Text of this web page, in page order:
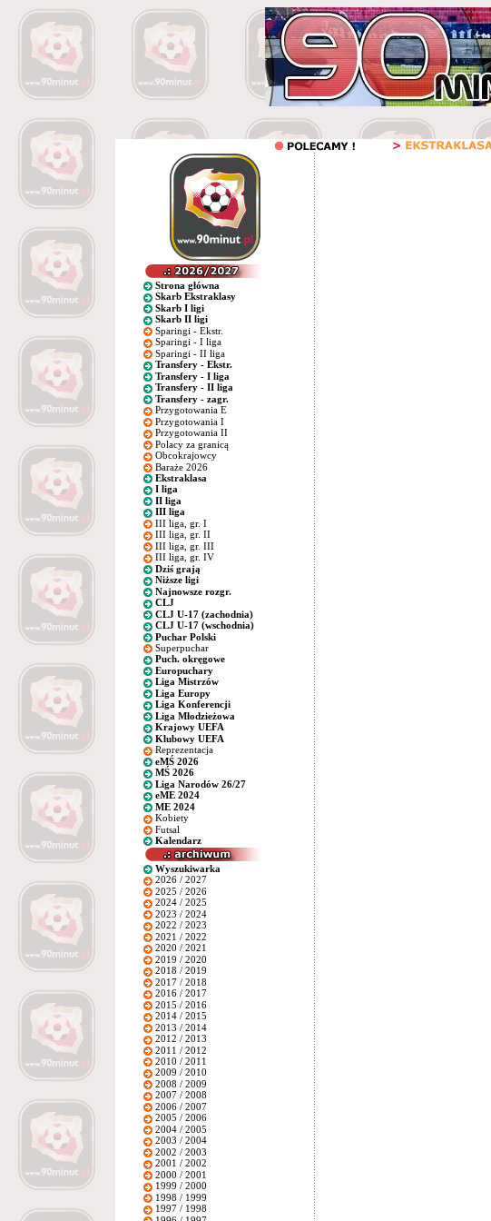
Strona główna
Skarb Ekstraklasy
Skarb I ligi
Skarb II ligi
Sparingi - Ekstr.
Sparingi - I liga
Sparingi - II liga
Transfery - Ekstr.
Transfery - I liga
Transfery - II liga
Transfery - zagr.
Przygotowania E
Przygotowania I
Przygotowania II
Polacy za granicą
Obcokrajowcy
Baraże 2026
Ekstraklasa
I liga
II liga
III liga
III liga, gr. I
III liga, gr. II
III liga, gr. III
III liga, gr. IV
Dziś grają
Niższe ligi
Najnowsze rozgr.
CLJ
CLJ U-17 (zachodnia)
CLJ U-17 (wschodnia)
Puchar Polski
Superpuchar
Puch. okręgowe
Europuchary
Liga Mistrzów
Liga Europy
Liga Konferencji
Liga Młodzieżowa
Krajowy UEFA
Klubowy UEFA
Reprezentacja
eMŚ 2026
MŚ 2026
Liga Narodów 26/27
eME 2024
ME 2024
Kobiety
Futsal
Kalendarz
Wyszukiwarka
2026 / 2027
2025 / 2026
2024 / 2025
2023 / 2024
2022 / 2023
2021 / 2022
2020 / 2021
2019 / 2020
2018 / 2019
2017 / 2018
2016 / 2017
2015 / 2016
2014 / 2015
2013 / 2014
2012 / 2013
2011 / 2012
2010 / 2011
2009 / 2010
2008 / 2009
2007 / 2008
2006 / 2007
2005 / 2006
2004 / 2005
2003 / 2004
2002 / 2003
2001 / 2002
2000 / 2001
1999 / 2000
1998 / 1999
1997 / 1998